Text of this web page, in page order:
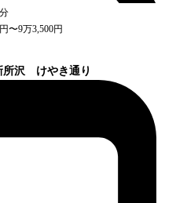
〜9万3,500円
所沢 けやき通り